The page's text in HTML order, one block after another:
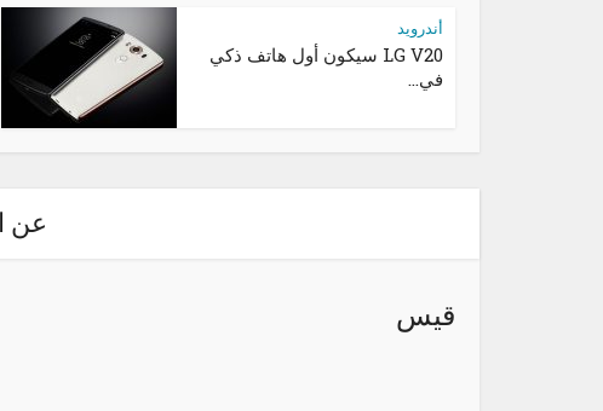
أندرويد
LG V20 سيكون أول هاتف ذكي
في...
عن
قيس